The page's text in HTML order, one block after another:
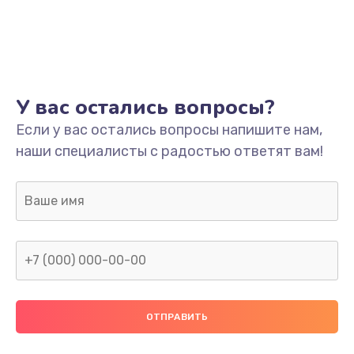
У вас остались вопросы?
Если у вас остались вопросы напишите нам,
наши специалисты с радостью ответят вам!